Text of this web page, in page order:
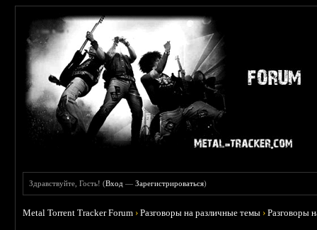
Здравствуйте, Гость! (Вход —Зарегистрироваться)
Metal Torrent Tracker Forum ›Разговоры на различные темы ›Разговоры